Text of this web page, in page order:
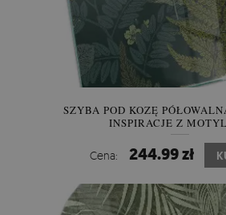
SZYBA POD KOZĘ
INSPIRACJE Z
Cena: 244.99 zł